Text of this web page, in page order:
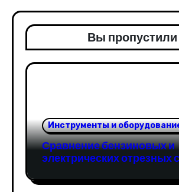
Вы пропустили
Инструменты и
Сравнение бензиновых и
электрических отрезных